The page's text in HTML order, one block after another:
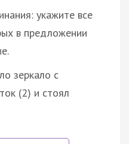
укажите все
в предложении
зеркало с
(2) и стоял